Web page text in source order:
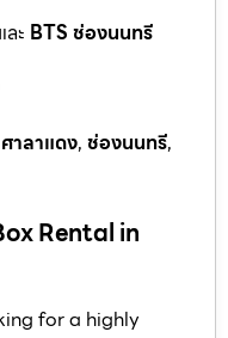
และ BTS ช่องนนทรี
ศาลาแดง, ช่องนนทรี,
Rental in
for a highly